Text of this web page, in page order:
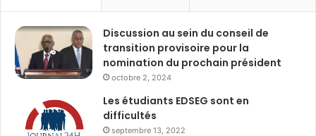
Discussion au sein du conseil de
transition provisoire pour la
nomination du prochain président
octobre 2, 2024
Les étudiants EDSEG sont en
difficultés
septembre 13, 2022